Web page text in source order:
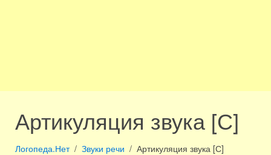
Артикуляция звука [С]
Логопеда.Нет Звуки речи Артикуляция звука [С]